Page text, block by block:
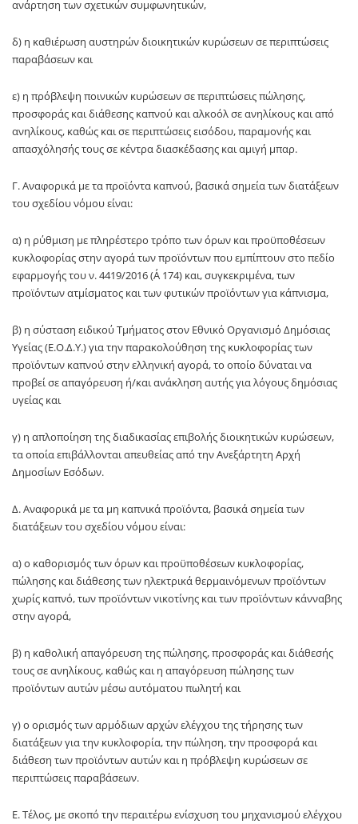
ανάρτηση των σχετικών συμφωνητικών,
δ) η καθιέρωση αυστηρών διοικητικών κυρώσεων σε περιπτώσεις
παραβάσεων και
ε) η πρόβλεψη ποινικών κυρώσεων σε περιπτώσεις πώλησης,
προσφοράς και διάθεσης καπνού και αλκοόλ σε ανηλίκους και από
ανηλίκους, καθώς και σε περιπτώσεις εισόδου, παραμονής και
απασχόλησής τους σε κέντρα διασκέδασης και αμιγή μπαρ.
Γ. Αναφορικά με τα προϊόντα καπνού, βασικά σημεία των διατάξεων
του σχεδίου νόμου είναι:
α) η ρύθμιση με πληρέστερο τρόπο των όρων και προϋποθέσεων
κυκλοφορίας στην αγορά των προϊόντων που εμπίπτουν στο πεδίο
εφαρμογής του ν. 4419/2016 (Α΄ 174) και, συγκεκριμένα, των
προϊόντων ατμίσματος και των φυτικών προϊόντων για κάπνισμα,
β) η σύσταση ειδικού Τμήματος στον Εθνικό Οργανισμό Δημόσιας
Υγείας (Ε.Ο.Δ.Υ.) για την παρακολούθηση της κυκλοφορίας των
προϊόντων καπνού στην ελληνική αγορά, το οποίο δύναται να
προβεί σε απαγόρευση ή/και ανάκληση αυτής για λόγους δημόσιας
υγείας και
γ) η απλοποίηση της διαδικασίας επιβολής διοικητικών κυρώσεων,
τα οποία επιβάλλονται απευθείας από την Ανεξάρτητη Αρχή
Δημοσίων Εσόδων.
Δ. Αναφορικά με τα μη καπνικά προϊόντα, βασικά σημεία των
διατάξεων του σχεδίου νόμου είναι:
α) ο καθορισμός των όρων και προϋποθέσεων κυκλοφορίας,
πώλησης και διάθεσης των ηλεκτρικά θερμαινόμενων προϊόντων
χωρίς καπνό, των προϊόντων νικοτίνης και των προϊόντων κάνναβης
στην αγορά,
β) η καθολική απαγόρευση της πώλησης, προσφοράς και διάθεσής
τους σε ανηλίκους, καθώς και η απαγόρευση πώλησης των
προϊόντων αυτών μέσω αυτόματου πωλητή και
γ) ο ορισμός των αρμόδιων αρχών ελέγχου της τήρησης των
διατάξεων για την κυκλοφορία, την πώληση, την προσφορά και
διάθεση των προϊόντων αυτών και η πρόβλεψη κυρώσεων σε
περιπτώσεις παραβάσεων.
Ε. Τέλος, με σκοπό την περαιτέρω ενίσχυση του μηχανισμού ελέγχου